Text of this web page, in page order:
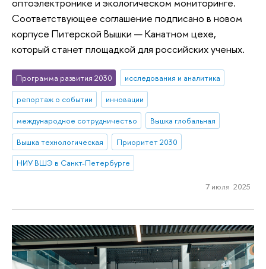
Соответствующее соглашение подписано в новом
корпусе Питерской Вышки — Канатном цехе,
который станет площадкой для российских ученых.
Программа развития 2030
исследования и аналитика
репортаж о событии
инновации
международное сотрудничество
Вышка глобальная
Вышка технологическая
Приоритет 2030
НИУ ВШЭ в Санкт-Петербурге
7 июля 2025